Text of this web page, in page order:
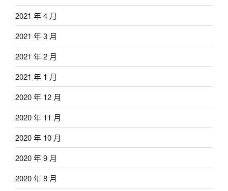
2021 年 4 月
2021 年 3 月
2021 年 2 月
2021 年 1 月
2020 年 12 月
2020 年 11 月
2020 年 10 月
2020 年 9 月
2020 年 8 月